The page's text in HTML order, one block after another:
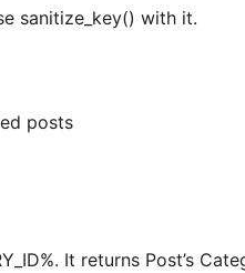
sanitize_key() with it.
posts
It returns Post’s